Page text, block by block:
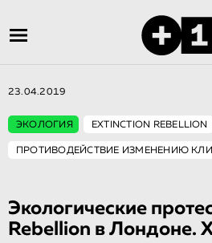
23.04.2019
ЭКОЛОГИЯ EXTINCTION REBELLION
ПРОТИВОДЕЙСТВИЕ ИЗМЕНЕНИЮ
Экологические
Rebellion в Лондоне.